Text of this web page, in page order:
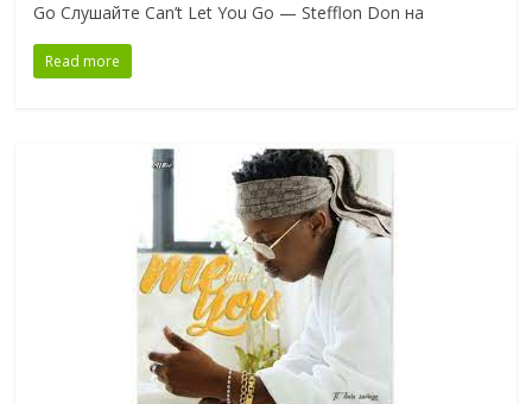
Go Слушайте Can’t Let You Go — Stefflon Don на
Read more